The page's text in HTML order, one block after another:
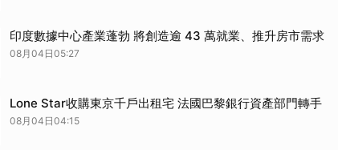
印度數據中心產業蓬勃 將創造逾 43 萬就業、推升房市需求
08月04日05:27
Lone Star收購東京千戶出租宅 法國巴黎銀行資產部門轉手
08月04日04:15